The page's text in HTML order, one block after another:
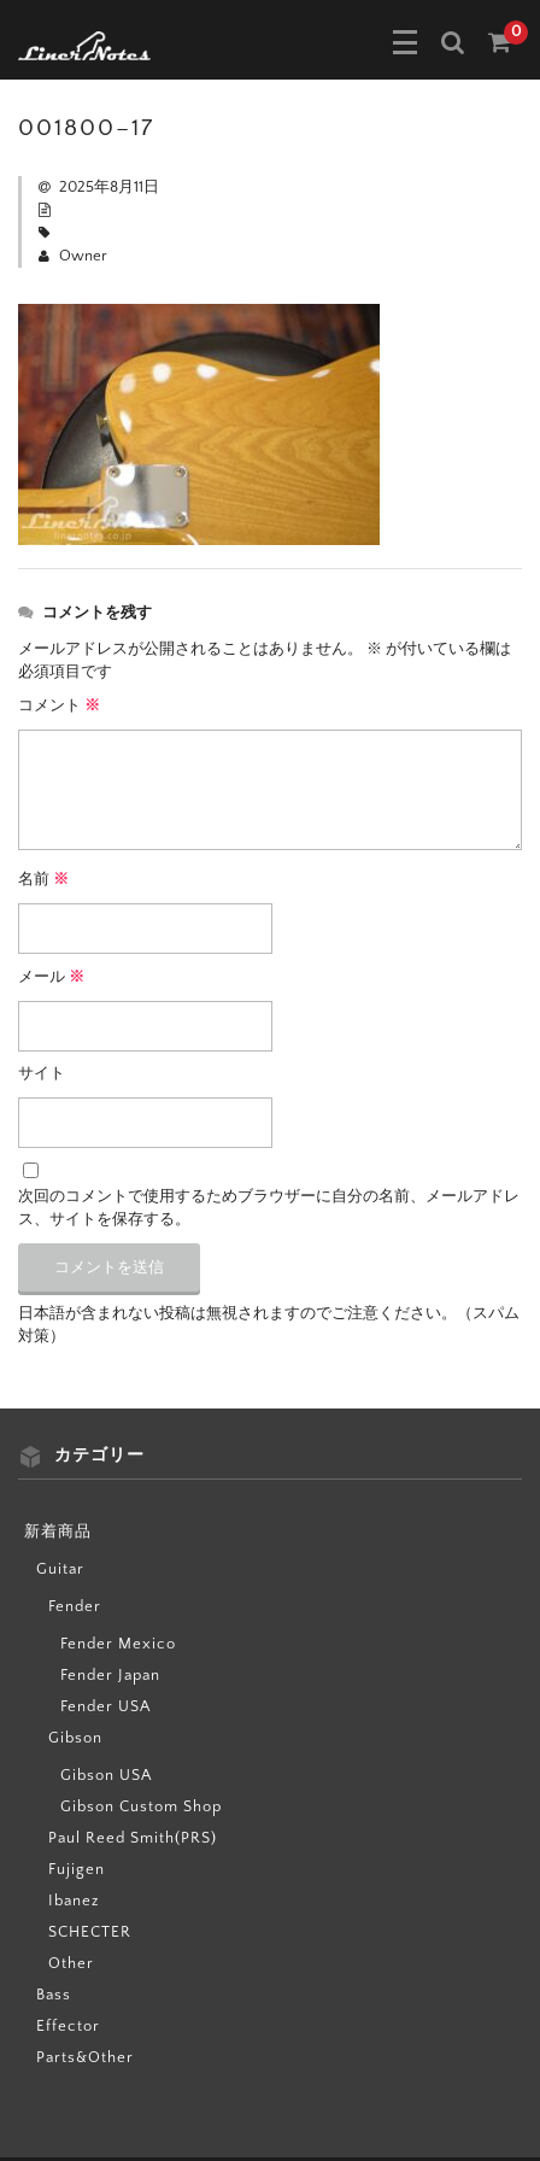
0
001800–17
2025年8月11日
Owner
コメントを残す
メールアドレスが公開されることはありません。 ※ が付いている欄は
必須項目です
コメント ※
名前 ※
メール ※
サイト
次回のコメントで使用するためブラウザーに自分の名前、メールアドレ
ス、サイトを保存する。
日本語が含まれない投稿は無視されますのでご注意ください。（スパム
対策）
カテゴリー
新着商品
Guitar
Fender
Fender Mexico
Fender Japan
Fender USA
Gibson
Gibson USA
Gibson Custom Shop
Paul Reed Smith(PRS)
Fujigen
Ibanez
SCHECTER
Other
Bass
Effector
Parts&Other